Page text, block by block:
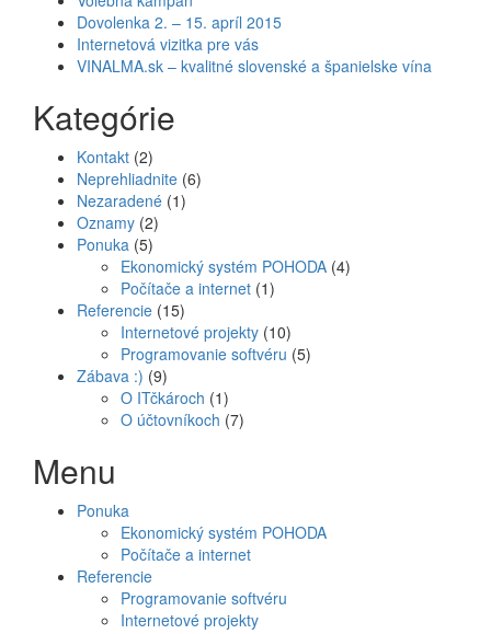
Dovolenka 2. – 15. apríl 2015
Internetová vizitka pre vás
VINALMA.sk – kvalitné slovenské a španielske vína
Kategórie
Kontakt (2)
Neprehliadnite (6)
Nezaradené (1)
Oznamy (2)
Ponuka (5)
Ekonomický systém POHODA (4)
Počítače a internet (1)
Referencie (15)
Internetové projekty (10)
Programovanie softvéru (5)
Zábava :) (9)
O ITčkároch (1)
O účtovníkoch (7)
Menu
Ponuka
Ekonomický systém POHODA
Počítače a internet
Referencie
Programovanie softvéru
Internetové projekty